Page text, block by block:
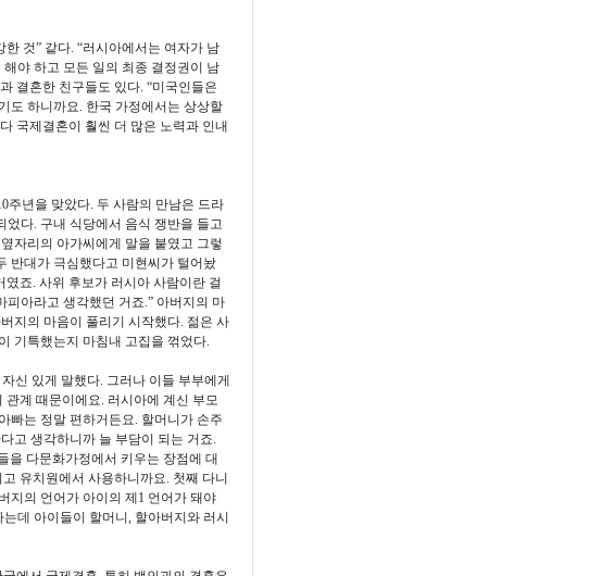
것” 같다. “러시아에서는 여자가 남
야 하고 모든 일의 최종 결정권이 남
결혼한 친구들도 있다. “미국인들은
도 하니까요. 한국 가정에서는 상상할
국제결혼이 훨씬 더 많은 노력과 인내
주년을 맞았다. 두 사람의 만남은 드라
었다. 구내 식당에서 음식 쟁반을 들고
자리의 아가씨에게 말을 붙였고 그렇
반대가 극심했다고 미현씨가 털어놨
죠. 사위 후보가 러시아 사람이란 걸
아라고 생각했던 거죠.” 아버지의 마
지의 마음이 풀리기 시작했다. 젊은 사
기특했는지 마침내 고집을 꺾었다.
신 있게 말했다. 그러나 이들 부부에게
계 때문이에요. 러시아에 계신 부모
빠는 정말 편하거든요. 할머니가 손주
고 생각하니까 늘 부담이 되는 거죠.
을 다문화가정에서 키우는 장점에 대
유치원에서 사용하니까요. 첫째 다니
지의 언어가 아이의 제1 언어가 돼야
데 아이들이 할머니, 할아버지와 러시